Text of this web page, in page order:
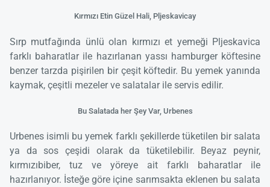
Kırmızı Etin Güzel Hali, Pljeskavicay
Sırp mutfağında ünlü olan kırmızı et yemeği Pljeskavica
farklı baharatlar ile hazırlanan yassı hamburger köftesine
benzer tarzda pişirilen bir çeşit köftedir. Bu yemek yanında
kaymak, çeşitli mezeler ve salatalar ile servis edilir.
Bu Salatada her Şey Var, Urbenes
Urbenes isimli bu yemek farklı şekillerde tüketilen bir salata
ya da sos çeşidi olarak da tüketilebilir. Beyaz peynir,
kırmızıbiber, tuz ve yöreye ait farklı baharatlar ile
hazırlanıyor. İsteğe göre içine sarımsakta eklenen bu salata